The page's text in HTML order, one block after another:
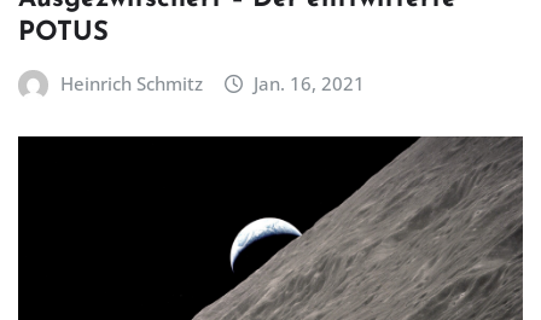
POTUS
Heinrich Schmitz Jan. 16, 2021